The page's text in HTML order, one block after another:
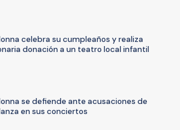
celebra su cumpleaños y realiza
donación a un teatro local infantil
se defiende ante acusaciones de
en sus conciertos